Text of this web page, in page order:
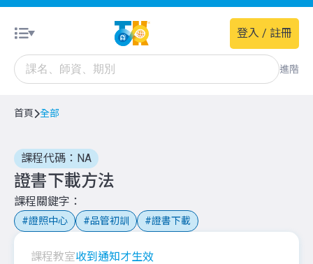
進階
登入 / 註冊
首頁 全部
課程代碼：NA
證書下載方法
課程關鍵字
證照中心 品管初訓 證書下載
課程教室收到通知才生效